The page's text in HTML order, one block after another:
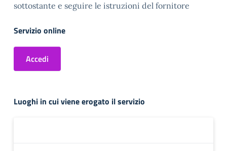
sottostante e seguire le istruzioni del fornitore
Servizio online
Accedi
Luoghi in cui viene erogato il servizio